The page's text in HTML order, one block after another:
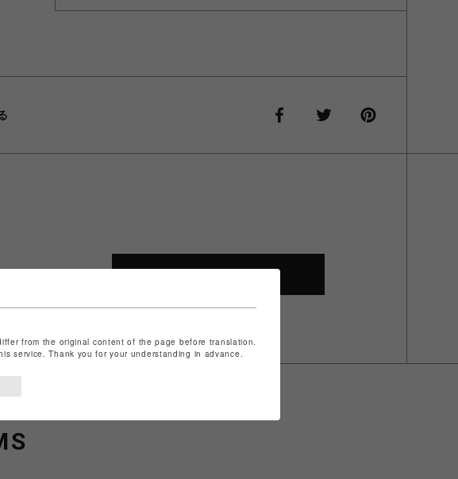
from the original content of the page before translation.
service. Thank you for your understanding in advance.